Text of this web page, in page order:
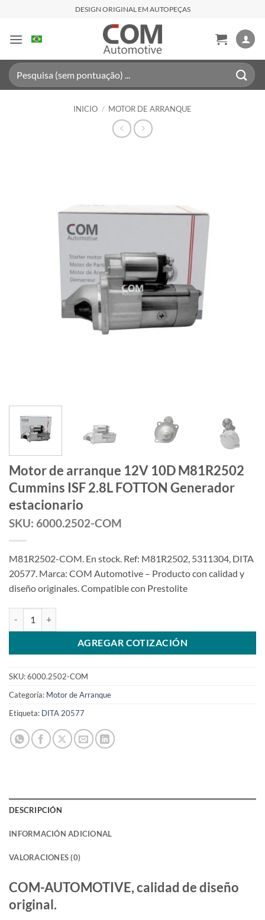
contenido
DESIGN ORIGINAL EM AUTOPEÇAS
Buscar
por:
INICIO / MOTOR DE ARRANQUE
Motor de arranque 12V 10D M81R2502
Cummins ISF 2.8L FOTTON Generador
estacionario
SKU: 6000.2502-COM
M81R2502-COM. En stock. Ref: M81R2502, 5311304, DITA
20577. Marca: COM Automotive – Producto con calidad y
diseño originales. Compatible con Prestolite
AGREGAR COTIZACIÓN
SKU:6000.2502-COM
Categoría: Motor de Arranque
Etiqueta: DITA 20577
DESCRIPCIÓN
INFORMACIÓN ADICIONAL
VALORACIONES (0)
COM-AUTOMOTIVE, calidad de diseño
original.